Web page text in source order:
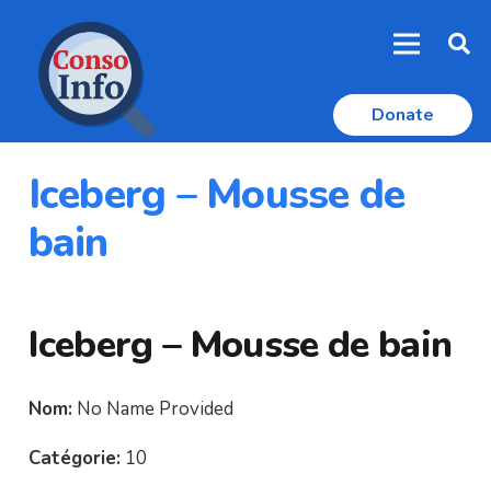
Donate
Iceberg – Mousse de
bain
Iceberg – Mousse de bain
Nom: No Name Provided
Catégorie: 10